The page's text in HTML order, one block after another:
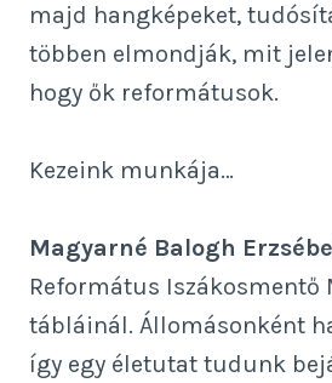
majd hangképeket,
többen elmondják, mit
hogy ők reformátusok.
Kezeink munkája…
Magyarné Balogh
Református Iszákosmentő
tábláinál. Állomásonként
így egy életutat tudunk